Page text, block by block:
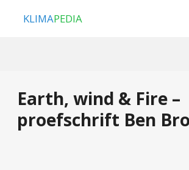
KLIMAPEDIA
Earth, wind & Fire –
proefschrift Ben